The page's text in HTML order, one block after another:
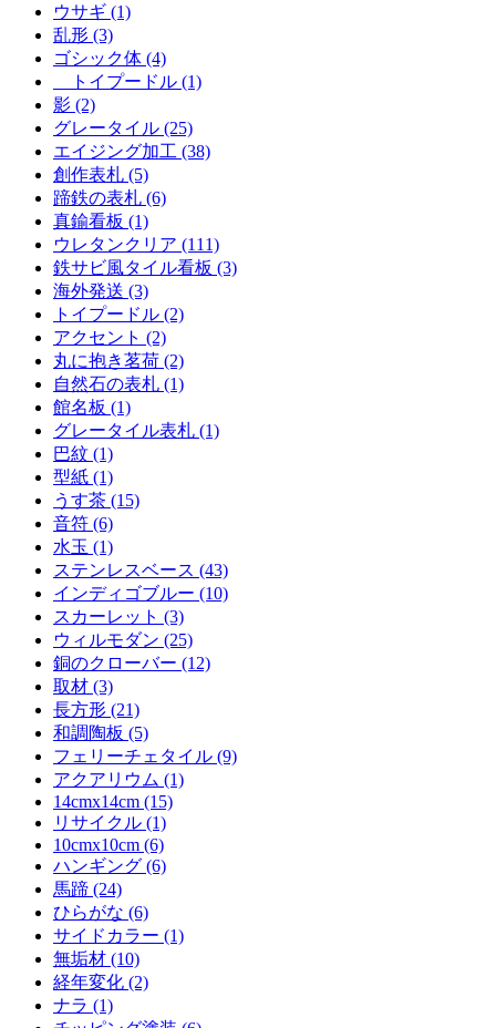
ウサギ (1)
乱形 (3)
ゴシック体 (4)
トイプードル (1)
影 (2)
グレータイル (25)
エイジング加工 (38)
創作表札 (5)
蹄鉄の表札 (6)
真鍮看板 (1)
ウレタンクリア (111)
鉄サビ風タイル看板 (3)
海外発送 (3)
トイプードル (2)
アクセント (2)
丸に抱き茗荷 (2)
自然石の表札 (1)
館名板 (1)
グレータイル表札 (1)
巴紋 (1)
型紙 (1)
うす茶 (15)
音符 (6)
水玉 (1)
ステンレスベース (43)
インディゴブルー (10)
スカーレット (3)
ウィルモダン (25)
銅のクローバー (12)
取材 (3)
長方形 (21)
和調陶板 (5)
フェリーチェタイル (9)
アクアリウム (1)
14cmx14cm (15)
リサイクル (1)
10cmx10cm (6)
ハンギング (6)
馬蹄 (24)
ひらがな (6)
サイドカラー (1)
無垢材 (10)
経年変化 (2)
ナラ (1)